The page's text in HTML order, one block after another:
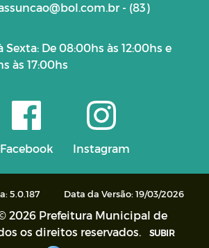
- (83)
Sexta: De 08:00hs às 12:00hs e
às 17:00hs
Facebook Instagram
5.0.187 Data da Versão: 19/03/2026
2026 Prefeitura Municipal de
os direitos reservados.
SUBIR